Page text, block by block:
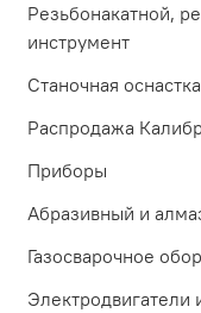
Резьбонакатной,
инструмент
Станочная оснастка
Распродажа
Приборы
Абразивный и
Газосварочное
Электродвигатели